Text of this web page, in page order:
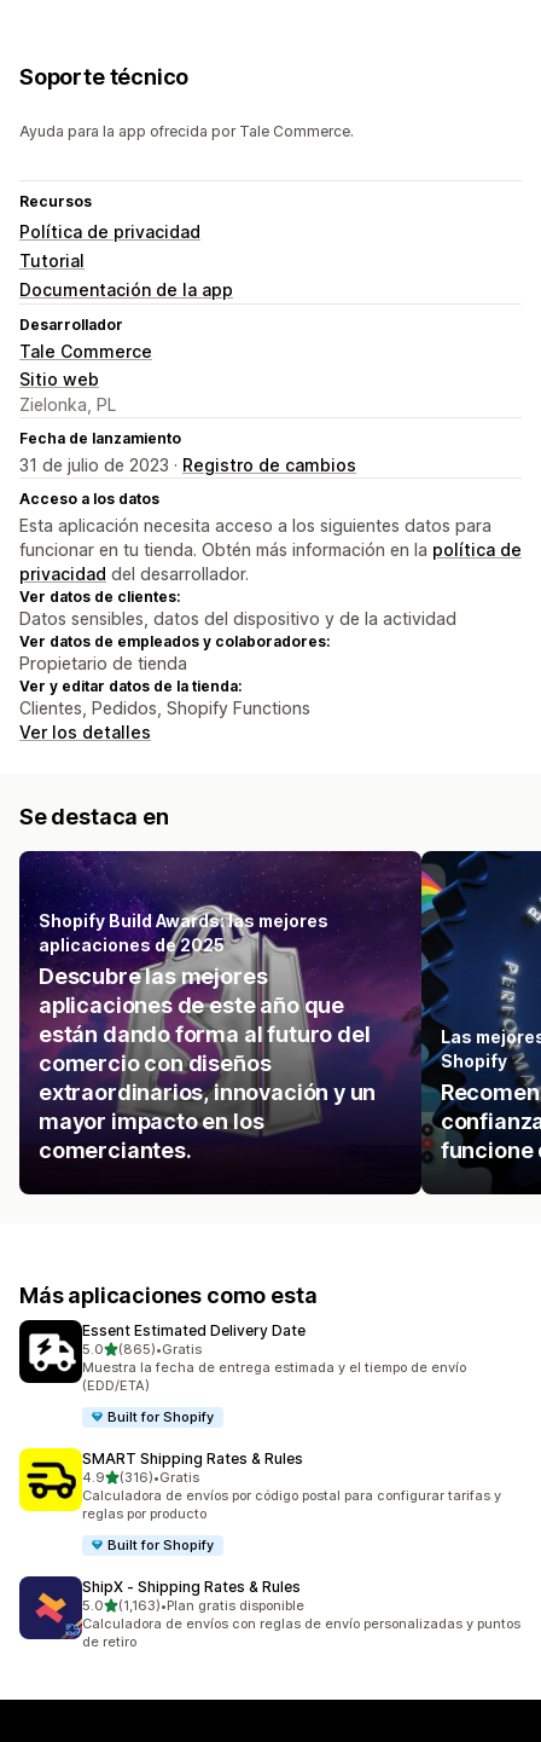
Soporte técnico
Ayuda para la app ofrecida por Tale Commerce.
Recursos
Política de privacidad
Tutorial
Documentación de la app
Desarrollador
Tale Commerce
Sitio web
Zielonka, PL
Fecha de lanzamiento
31 de julio de 2023 · Registro de cambios
Acceso a los datos
Esta aplicación necesita acceso a los siguientes datos para
funcionar en tu tienda. Obtén más información en la política de
privacidad del desarrollador.
Ver datos de clientes:
Datos sensibles, datos del dispositivo y de la actividad
Ver datos de empleados y colaboradores:
Propietario de tienda
Ver y editar datos de la tienda:
Clientes, Pedidos, Shopify Functions
Ver los detalles
Se destaca en
Shopify Build Awards: las mejores
aplicaciones de 2025
Descubre las mejores
aplicaciones de este año que
están dando forma al futuro del
comercio con diseños
extraordinarios, innovación y un
mayor impacto en los
comerciantes.
Las
Shopify
funcione
Más aplicaciones como esta
Essent Estimated Delivery Date
5.0de 5 estrellas
(865)
865 reseñas en total
•Gratis
Muestra la fecha de entrega estimada y el tiempo de envío
(EDD/ETA)
Built for Shopify
SMART Shipping Rates & Rules
4.9de 5 estrellas
(316)
316 reseñas en total
•Gratis
Calculadora de envíos por código postal para configurar tarifas y
reglas por producto
Built for Shopify
ShipX ‑ Shipping Rates & Rules
5.0de 5 estrellas
(1,163)
1163 reseñas en total
•Plan gratis disponible
Calculadora de envíos con reglas de envío personalizadas y puntos
de retiro